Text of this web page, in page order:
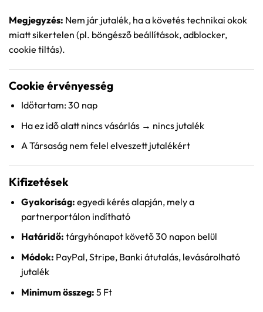
Megjegyzés: Nem jár jutalék, ha a követés technikai okok
miatt sikertelen (pl. böngésző beállítások, adblocker,
cookie tiltás).
Cookie érvényesség
Időtartam: 30 nap
Ha ez idő alatt nincs vásárlás → nincs jutalék
A Társaság nem felel elveszett jutalékért
Kifizetések
Gyakoriság: egyedi kérés alapján, mely a
partnerportálon indítható
Határidő: tárgyhónapot követő 30 napon belül
Módok: PayPal, Stripe, Banki átutalás, levásárolható
jutalék
Minimum összeg: 5 Ft